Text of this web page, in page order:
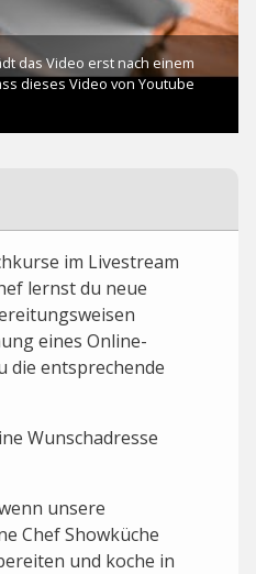
im Livestream
lernst du neue
eines Online-
die entsprechende
Wunschadresse
unsere
Chef Showküche
und koche in